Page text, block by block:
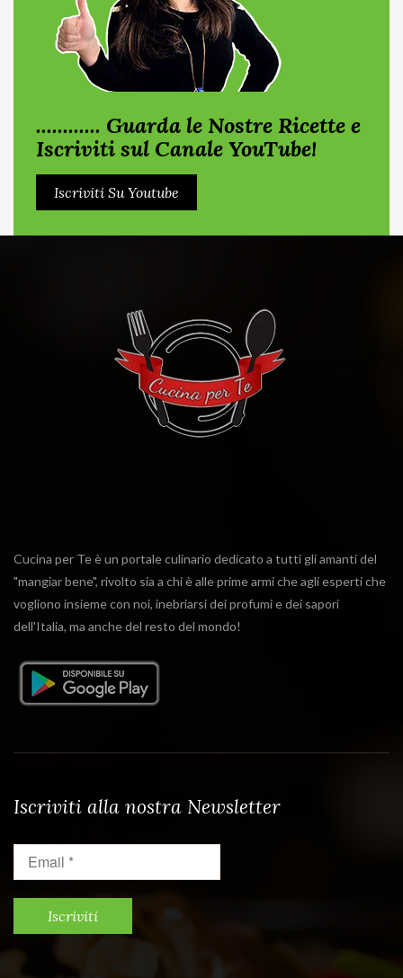
............ Guarda le Nostre Ricette e
Iscriviti sul Canale YouTube!
Iscriviti Su Youtube
Cucina per Te è un portale culinario dedicato a tutti gli amanti del
"mangiar bene", rivolto sia a chi è alle prime armi che agli esperti che
vogliono insieme con noi, inebriarsi dei profumi e dei sapori
dell'Italia, ma anche del resto del mondo!
Iscriviti alla nostra Newsletter